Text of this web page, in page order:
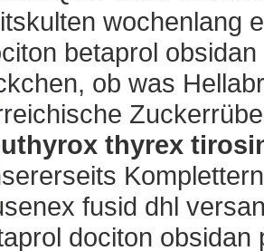
wochenlang
betaprol
ob was
thyrex
fusid dhl
dociton